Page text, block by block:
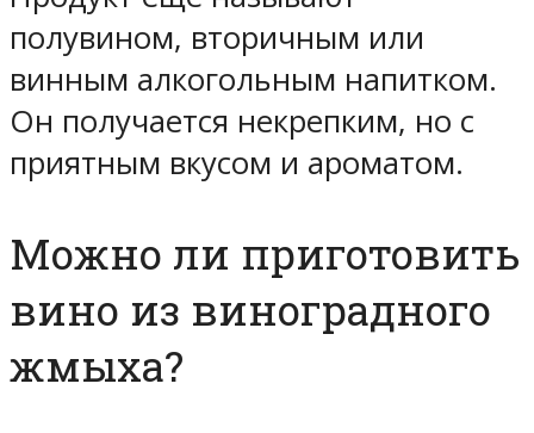
полувином, вторичным или
винным алкогольным напитком.
Он получается некрепким, но с
приятным вкусом и ароматом.
Можно ли приготовить
вино из виноградного
жмыха?